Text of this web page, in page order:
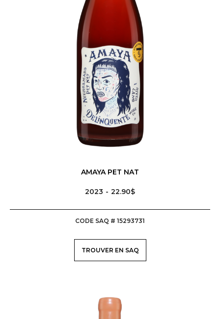
AMAYA PET NAT
2023 22.90$
CODE SAQ # 15293731
TROUVER EN SAQ